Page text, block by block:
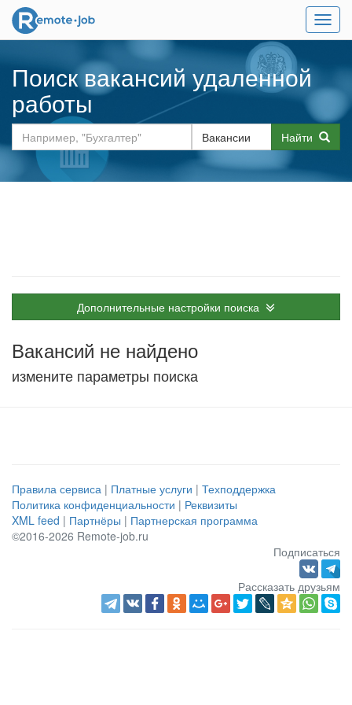
Меню
Поиск вакансий удаленной
работы
Найти
Дополнительные настройки поиска
Вакансий не найдено
измените параметры поиска
Правила сервиса | Платные услуги | Техподдержка
Политика конфиденциальности | Реквизиты
XML feed | Партнёры | Партнерская программа
©2016-2026 Remote-job.ru
Подписаться
Рассказать друзьям